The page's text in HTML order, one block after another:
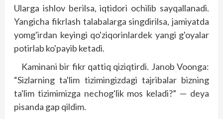
Ularga ishlov berilsa, iqtidori ochilib sayqallanadi.
Yangicha fikrlash talabalarga singdirilsa, jamiyatda
yomg'irdan keyingi qo'ziqorinlardek yangi g'oyalar
potirlab ko'payib ketadi.
Kaminani bir fikr qattiq qiziqtirdi. Janob Voonga:
“Sizlarning ta'lim tizimingizdagi tajribalar bizning
ta'lim tizimimizga nechog'lik mos keladi?” — deya
pisanda gap qildim.